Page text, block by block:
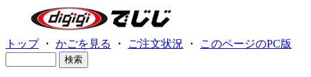
トップ・ かごを見る ・ ご注文状況 ・ このページのPC版